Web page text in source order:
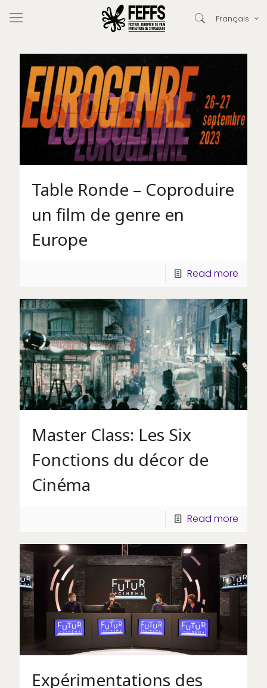
Français
Table Ronde – Coproduire
un film de genre en
Europe
Read more
Master Class: Les Six
Fonctions du décor de
Cinéma
Read more
Expérimentations des